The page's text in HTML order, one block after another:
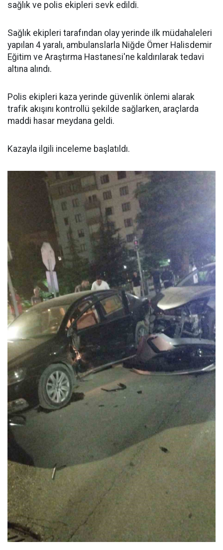
sağlık ve polis ekipleri sevk edildi.
Sağlık ekipleri tarafından olay yerinde ilk müdahaleleri
yapılan 4 yaralı, ambulanslarla Niğde Ömer Halisdemir
Eğitim ve Araştırma Hastanesi'ne kaldırılarak tedavi
altına alındı.
Polis ekipleri kaza yerinde güvenlik önlemi alarak
trafik akışını kontrollü şekilde sağlarken, araçlarda
maddi hasar meydana geldi.
Kazayla ilgili inceleme başlatıldı.